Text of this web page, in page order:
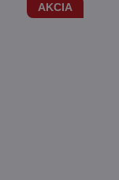
AKCIA